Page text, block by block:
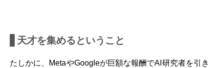
天才を集めるということ
たしかに、MetaやGoogleが巨額な報酬でAI研究者を引き